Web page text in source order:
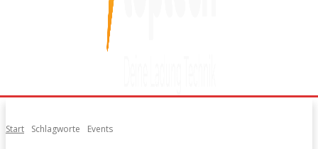
Start Schlagworte Events